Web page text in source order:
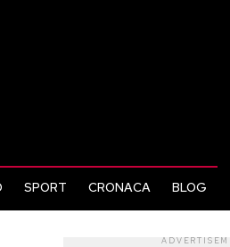
SPORT CRONACA BLOG